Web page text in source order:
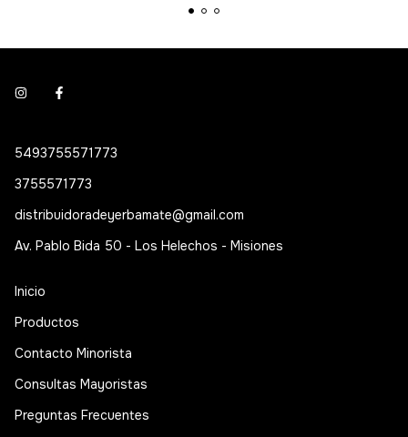
5493755571773
3755571773
distribuidoradeyerbamate@gmail.com
Av. Pablo Bida 50 - Los Helechos - Misiones
Inicio
Productos
Contacto Minorista
Consultas Mayoristas
Preguntas Frecuentes